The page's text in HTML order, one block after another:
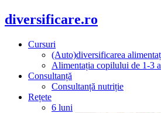
diversificare.ro
Cursuri
(Auto)diversificarea
Alimentația copilului de 1-3
Consultanță
Consultanță nutriție
Rețete
6 luni